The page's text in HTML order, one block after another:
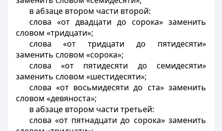
в абзаце втором части второй:
слова «от двадцати до сорока» заменить
словом «тридцати»;
слова «от тридцати до пятидесяти»
заменить словом «сорока»;
слова «от пятидесяти до семидесяти»
заменить словом «шестидесяти»;
слова «от восьмидесяти до ста» заменить
словом «девяноста»;
в абзаце втором части третьей:
слова «от пятнадцати до сорока» заменить